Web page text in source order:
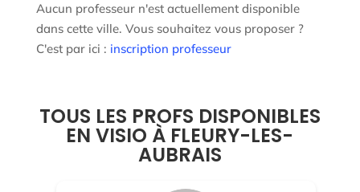
Aucun professeur n'est actuellement disponible
dans cette ville. Vous souhaitez vous proposer ?
C'est par ici : inscription professeur
TOUS LES PROFS DISPONIBLES
EN VISIO À FLEURY-LES-
AUBRAIS